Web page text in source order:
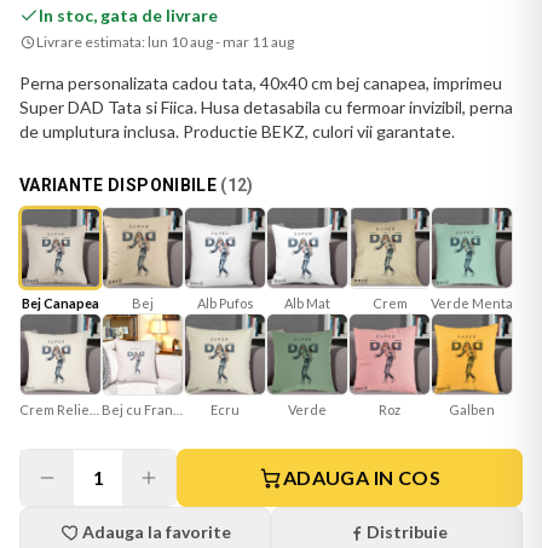
In stoc, gata de livrare
Livrare estimata: lun 10 aug - mar 11 aug
Perna personalizata cadou tata, 40x40 cm bej canapea, imprimeu
Super DAD Tata si Fiica. Husa detasabila cu fermoar invizibil, perna
de umplutura inclusa. Productie BEKZ, culori vii garantate.
VARIANTE DISPONIBILE (12)
Bej Canapea Bej Alb Pufos Alb Mat Crem Verde Menta
Ecru Verde Roz Galben
1 ADAUGA IN COS
Adauga la favorite Distribuie